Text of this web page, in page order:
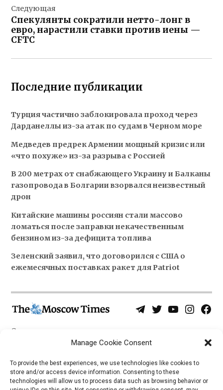
Manage Cookie Consent
To provide the best experiences, we use technologies like cookies to
store and/or access device information. Consenting to these
technologies will allow us to process data such as browsing behavior or
Следующая
Спекулянты сократили нетто-лонг в
евро, нарастили ставки против иены —
CFTC
Последние публикации
Турция частично заблокировала проход через
Дарданеллы из-за атак по судам в Черном море
Медведев предрек Армении мощный кризис или
«что похуже» из-за разрыва с Россией
В 200 метрах от снабжающего Украину и Балканы
газопровода в Болгарии взорвался неизвестный
дрон
Китайские машины россиян стали массово
ломаться после заправки некачественным
бензином из-за дефицита топлива
Зеленский заявил, что договорился с США о
ежемесячных поставках ракет для Patriot
Telegram
TwitterYouTubeInstagram
О нас
Политика конфиденциальности
iOS